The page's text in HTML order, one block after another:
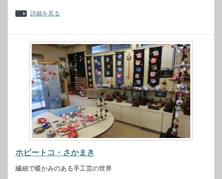
詳細を見る
ホビートコ・さかまき
繊細で暖かみのある手工芸の世界